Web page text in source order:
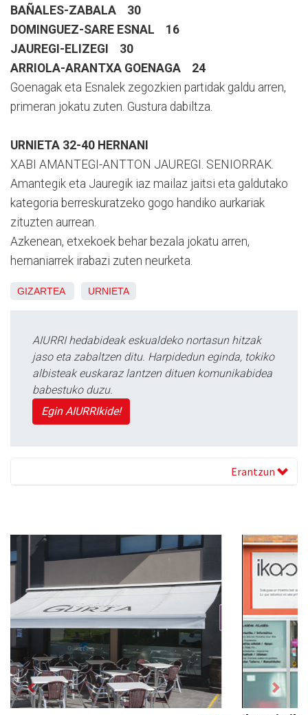
BAÑALES-ZABALA 30
DOMINGUEZ-SARE ESNAL 16
JAUREGI-ELIZEGI 30
ARRIOLA-ARANTXA GOENAGA 24
Goenagak eta Esnalek zegozkien partidak galdu arren,
primeran jokatu zuten. Gustura dabiltza.
URNIETA 32-40 HERNANI
XABI AMANTEGI-ANTTON JAUREGI. SENIORRAK.
Amantegik eta Jauregik iaz mailaz jaitsi eta galdutako
kategoria berreskuratzeko gogo handiko aurkariak
zituzten aurrean.
Azkenean, etxekoek behar bezala jokatu arren,
hernaniarrek irabazi zuten neurketa.
GIZARTEA URNIETA
AIURRI hedabideak eskualdeko nortasun hitzak
jaso eta zabaltzen ditu. Harpidedun eginda, tokiko
albisteak euskaraz lantzen dituen komunikabidea
babestuko duzu.
Egin AIURRIkide!
Erantzun
Previous Next